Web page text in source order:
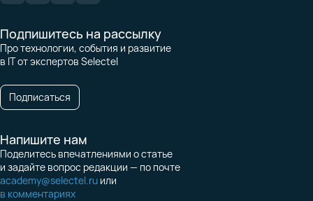
Подпишитесь на рассылку
Про технологии, события и развитие
в IT от экспертов Selectel
Подписаться
Напишите нам
Поделитесь впечатлениями о статье
и задайте вопрос редакции — по почте
academy@selectel.ru или
в комментариях